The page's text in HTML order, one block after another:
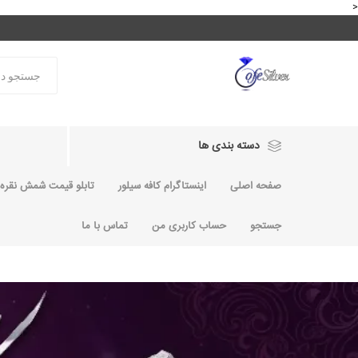
<
دسته بندی ها
صفحه اصلی اینستاگرام کافه سیلور تابلو قیمت شمش نقره
جستجو حساب کاربری من تماس با ما